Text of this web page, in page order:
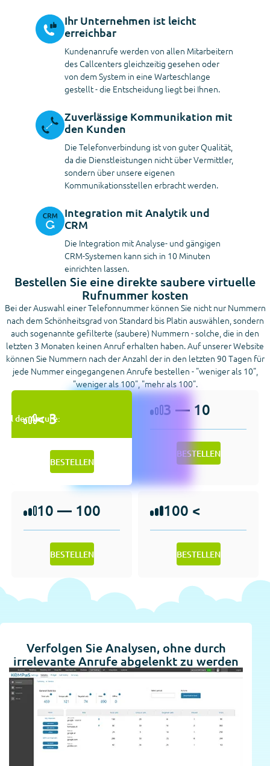
Ihr Unternehmen ist leicht
erreichbar
Kundenanrufe werden von allen Mitarbeitern
des Callcenters gleichzeitig gesehen oder
von dem System in eine Warteschlange
gestellt - die Entscheidung liegt bei Ihnen.
Zuverlässige Kommunikation mit
den Kunden
Die Telefonverbindung ist von guter Qualität,
da die Dienstleistungen nicht über Vermittler,
sondern über unsere eigenen
Kommunikationsstellen erbracht werden.
Integration mit Analytik und
CRM
Die Integration mit Analyse- und gängigen
CRM-Systemen kann sich in 10 Minuten
einrichten lassen.
Bestellen Sie eine direkte saubere virtuelle
Rufnummer kosten
Bei der Auswahl einer Telefonnummer können Sie nicht nur Nummern
nach dem Schönheitsgrad von Standard bis Platin auswählen, sondern
auch sogenannte gefilterte (saubere) Nummern - solche, die in den
letzten 3 Monaten keinen Anruf erhalten haben. Auf unserer Website
können Sie Nummern nach der Anzahl der in den letzten 90 Tagen für
jede Nummer eingegangenen Anrufe bestellen - "weniger als 10",
"weniger als 100", "mehr als 100".
der Anrufe:
< 3
BESTELLEN
3 — 10
BESTELLEN
10 — 100
BESTELLEN
100 <
BESTELLEN
Verfolgen Sie Analysen, ohne durch
irrelevante Anrufe abgelenkt zu werden